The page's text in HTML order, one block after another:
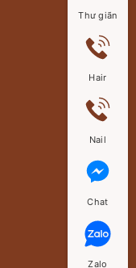
Thư giãn
Hair
Nail
Chat
Zalo